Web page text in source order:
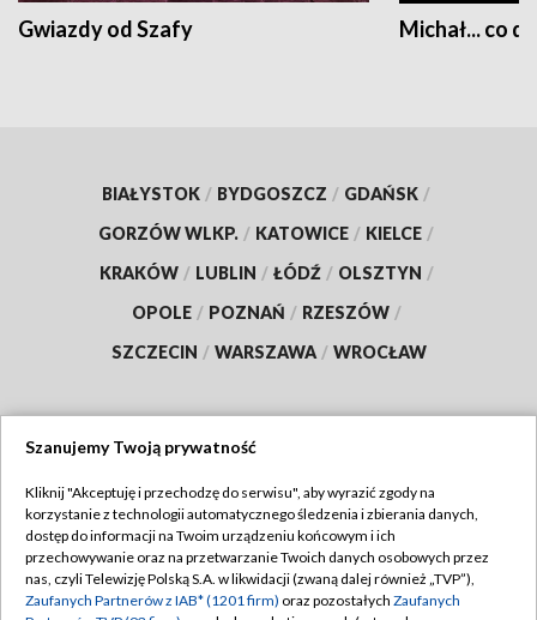
Gwiazdy od Szafy Michał... co
BIAŁYSTOK / BYDGOSZCZ / GDAŃSK /
GORZÓW WLKP. / KATOWICE / KIELCE /
KRAKÓW / LUBLIN / ŁÓDŹ / OLSZTYN /
OPOLE / POZNAŃ / RZESZÓW /
SZCZECIN / WARSZAWA / WROCŁAW
TVP
Abonament TVP
Emisja w TVP
Regulamin TVP
Polityka prywatności
Szanujemy Twoją prywatność
Kliknij "Akceptuję i przechodzę do serwisu", aby wyrazić zgody na
korzystanie z technologii automatycznego śledzenia i zbierania danych,
dostęp do informacji na Twoim urządzeniu końcowym i ich
przechowywanie oraz na przetwarzanie Twoich danych osobowych przez
nas, czyli Telewizję Polską S.A. w likwidacji (zwaną dalej również „TVP”),
Zaufanych Partnerów z IAB* (1201 firm) oraz pozostałych Zaufanych